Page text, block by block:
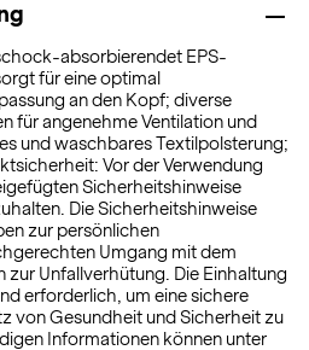
absorbierendet EPS-
für eine optimal
an den Kopf; diverse
für angenehme Ventilation und
und waschbares Textilpolsterung;
Vor der Verwendung
Sicherheitshinweise
Die Sicherheitshinweise
zur persönlichen
Umgang mit dem
zur Unfallverhütung. Die Einhaltung
erforderlich, um eine sichere
von Gesundheit und Sicherheit zu
Informationen können unter